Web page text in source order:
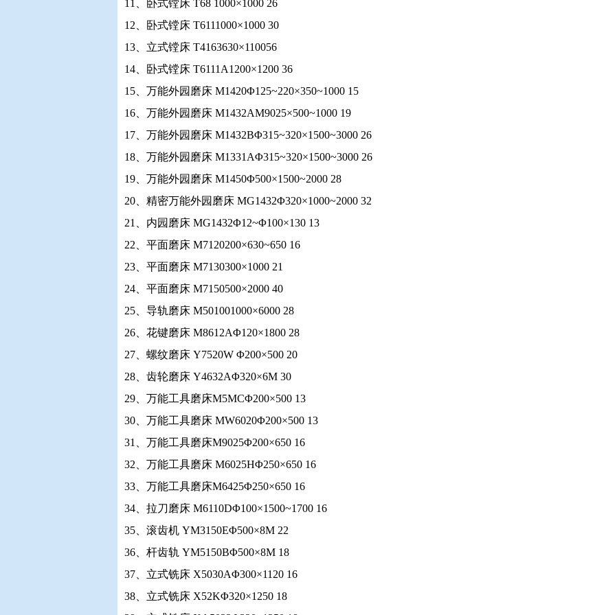
11、卧式镗床 T68 1000×1000 26
12、卧式镗床 T6111000×1000 30
13、立式镗床 T4163630×110056
14、卧式镗床 T6111A1200×1200 36
15、万能外园磨床 M1420Φ125~220×350~1000 15
16、万能外园磨床 M1432AM9025×500~1000 19
17、万能外园磨床 M1432BΦ315~320×1500~3000 26
18、万能外园磨床 M1331AΦ315~320×1500~3000 26
19、万能外园磨床 M1450Φ500×1500~2000 28
20、精密万能外园磨床 MG1432Φ320×1000~2000 32
21、内园磨床 MG1432Φ12~Φ100×130 13
22、平面磨床 M7120200×630~650 16
23、平面磨床 M7130300×1000 21
24、平面磨床 M7150500×2000 40
25、导轨磨床 M501001000×6000 28
26、花键磨床 M8612AΦ120×1800 28
27、螺纹磨床 Y7520W Φ200×500 20
28、齿轮磨床 Y4632AΦ320×6M 30
29、万能工具磨床M5MCΦ200×500 13
30、万能工具磨床 MW6020Φ200×500 13
31、万能工具磨床M9025Φ200×650 16
32、万能工具磨床 M6025HΦ250×650 16
33、万能工具磨床M6425Φ250×650 16
34、拉刀磨床 M6110DΦ100×1500~1700 16
35、滚齿机 YM3150EΦ500×8M 22
36、杆齿轨 YM5150BΦ500×8M 18
37、立式铣床 X5030AΦ300×1120 16
38、立式铣床 X52KΦ320×1250 18